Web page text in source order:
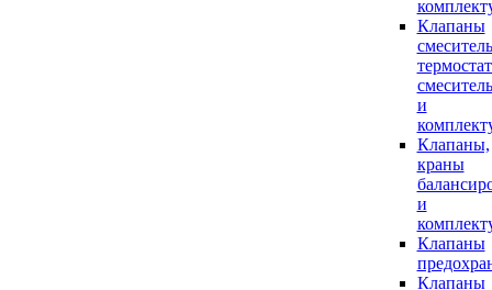
Клапаны
и
Клапаны,
краны
и
Клапаны
Клапаны